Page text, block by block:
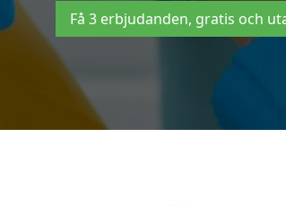
Få 3 erbjudanden, gratis och